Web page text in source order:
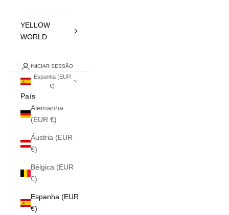
YELLOW
WORLD
INICIAR SESSÃO
Espanha (EUR
€)
País
Alemanha
(EUR €)
Áustria (EUR
€)
Bélgica (EUR
€)
Espanha (EUR
€)